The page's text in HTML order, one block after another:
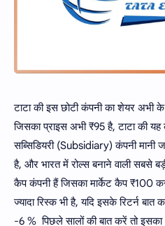
टाटा की इस छोटी कंपनी का शेयर
जिसका प्राइस अभी ₹95 है, टाटा की यह
सब्सिडियरी (Subsidiary) कंपनी मानी
है, और भारत में रोल्स बनाने वाली सबसे
कैप कंपनी हैं जिसका मार्केट कैप ₹100
ज्यादा रिस्क भी है, यदि इसके रिटर्न
-6 % पिछले सालों की बात करें तो